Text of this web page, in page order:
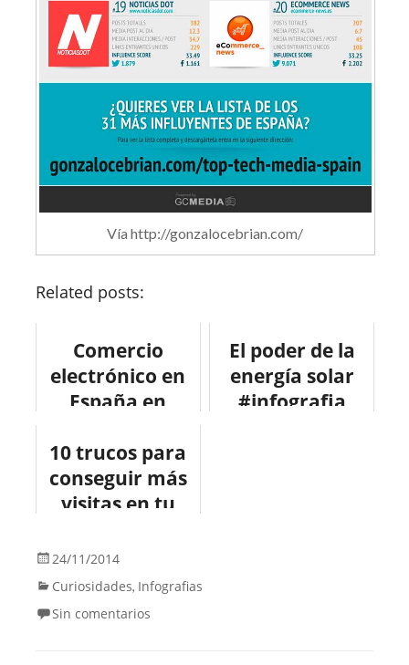
Vía http://gonzalocebrian.com/
Related posts:
Comercio
electrónico en
España en
#ecommerce
#infografia
#infographic
El poder de la
energía solar
#infografia
10 trucos para
conseguir más
visitas en tu
#infografia
#blog
24/11/2014
Curiosidades, Infografias
Sin comentarios